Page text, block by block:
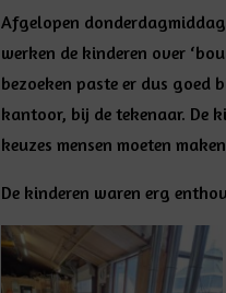
Afgelopen
werken de kinderen over
bezoeken paste er dus goed
kantoor, bij de tekenaar. De
keuzes mensen moeten
De kinderen waren erg